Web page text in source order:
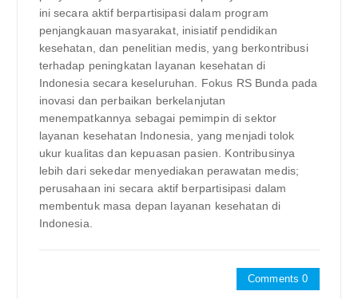
ini secara aktif berpartisipasi dalam program
penjangkauan masyarakat, inisiatif pendidikan
kesehatan, dan penelitian medis, yang berkontribusi
terhadap peningkatan layanan kesehatan di
Indonesia secara keseluruhan. Fokus RS Bunda pada
inovasi dan perbaikan berkelanjutan
menempatkannya sebagai pemimpin di sektor
layanan kesehatan Indonesia, yang menjadi tolok
ukur kualitas dan kepuasan pasien. Kontribusinya
lebih dari sekedar menyediakan perawatan medis;
perusahaan ini secara aktif berpartisipasi dalam
membentuk masa depan layanan kesehatan di
Indonesia.
Comments 0